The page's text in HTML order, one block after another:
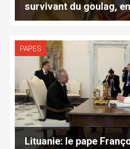
survivant du goulag,
PAPES
Lituanie: le pape